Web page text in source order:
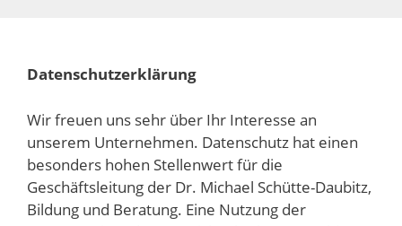
Datenschutzerklärung
Wir freuen uns sehr über Ihr Interesse an
unserem Unternehmen. Datenschutz hat einen
besonders hohen Stellenwert für die
Geschäftsleitung der Dr. Michael Schütte-Daubitz,
Bildung und Beratung. Eine Nutzung der